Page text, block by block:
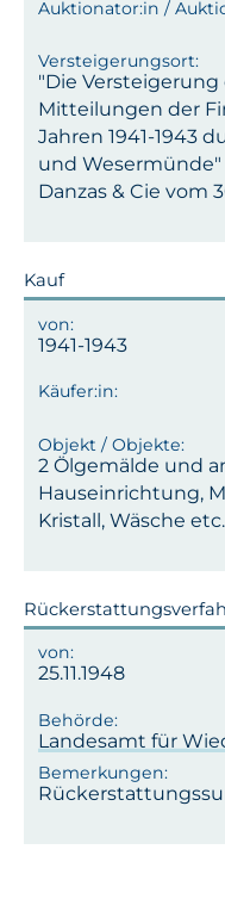
"Die
Mitteilungen der
Jahren 1941-1943
und
Danzas & Cie vom
Kauf
1941-1943
2 Ölgemälde und
Hauseinrichtung,
Kristall, Wäsche etc.
25.11.1948
Landesamt für